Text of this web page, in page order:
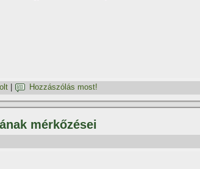
Hozzászólás most!
mérkőzései